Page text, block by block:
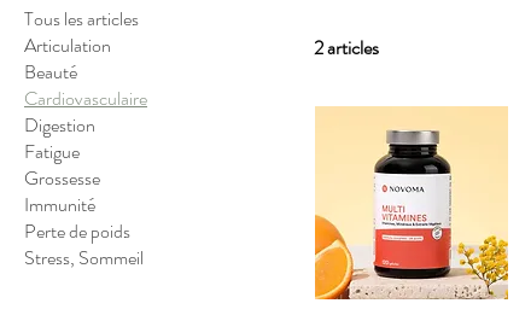
Tous les articles
Articulation
Beauté
Cardiovasculaire
Digestion
Fatigue
Grossesse
Immunité
Perte de poids
Stress, Sommeil
2 articles